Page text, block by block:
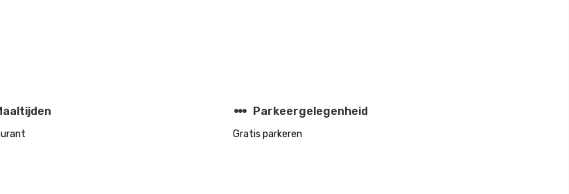
steppers Parkeergelegenheid
Gratis parkeren